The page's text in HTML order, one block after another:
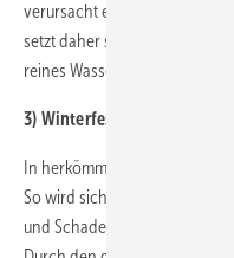
verursacht einen
setzt daher seit 2004 mit dem
reines Wasser als
3) Winterfest
In herkömmlichen
So wird sichergestellt, dass
und Schaden nehmen.